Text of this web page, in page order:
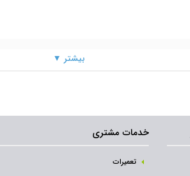
بیشتر ▼
خدمات مشتری
تعمیرات